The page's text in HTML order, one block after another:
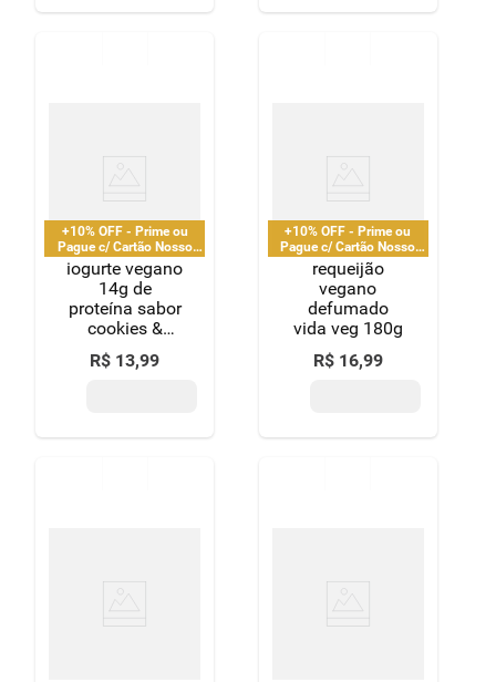
+10% OFF - Prime ou
Pague c/ Cartão Nosso
Pay
iogurte vegano
14g de
proteína sabor
cookies &
cream vida
veg 250g
R$ 13,99
+10% OFF - Prime ou
Pague c/ Cartão Nosso
Pay
requeijão
vegano
defumado
vida veg 180g
R$ 16,99